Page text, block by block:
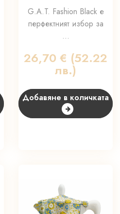
G.A.T. Fashion Black е
перфектният избор за
...
26,70 € (52.22
лв.)
Добавяне в количката